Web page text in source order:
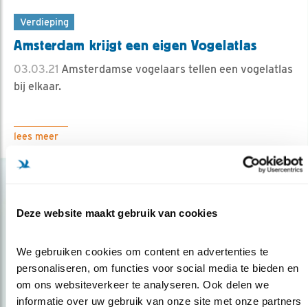
Deze website maakt gebruik van cookies
We gebruiken cookies om content en advertenties te
personaliseren, om functies voor social media te bieden en
om ons websiteverkeer te analyseren. Ook delen we
informatie over uw gebruik van onze site met onze partners
Verdieping
Amsterdam krijgt een eigen Vogelatlas
03.03.21 Amsterdamse vogelaars tellen een vogelatlas
bij elkaar.
lees meer
Op de hoogte blijven?